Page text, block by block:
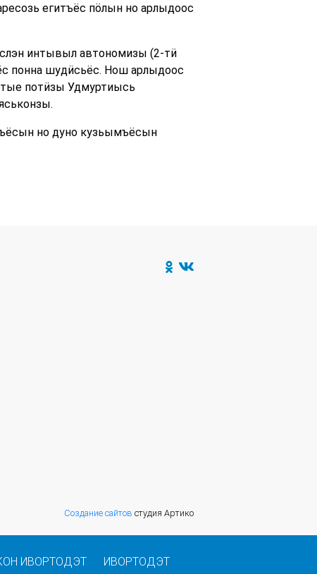
егитъёс пӧлын но арлыдоос
интывыл автономизы (2-тӥ
понна шудӥсьёс. Нош арлыдоос
потӥзы Удмуртиысь
но дуно кузьымъёсын
Создание сайтов студия Артико
ИВОРТОДЭТ ИВОРТОДЭТ